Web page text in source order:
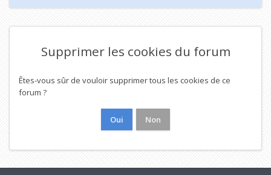
Supprimer les cookies du forum
Êtes-vous sûr de vouloir supprimer tous les cookies de ce
forum ?